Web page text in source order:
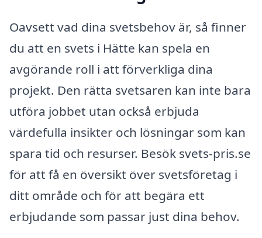
Oavsett vad dina svetsbehov är, så finner
du att en svets i Hätte kan spela en
avgörande roll i att förverkliga dina
projekt. Den rätta svetsaren kan inte bara
utföra jobbet utan också erbjuda
värdefulla insikter och lösningar som kan
spara tid och resurser. Besök svets-pris.se
för att få en översikt över svetsföretag i
ditt område och för att begära ett
erbjudande som passar just dina behov.